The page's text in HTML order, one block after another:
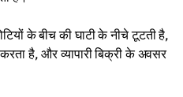
के बीच की घाटी के नीचे टूटती है,
है, और व्यापारी बिक्री के अवसर